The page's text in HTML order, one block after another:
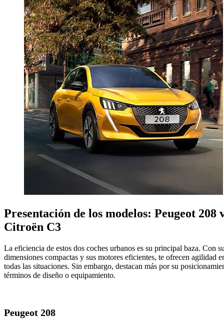
Presentación de los modelos: Peugeot 208
Citroën C3
La eficiencia de estos dos coches urbanos es su principal baza. Con
dimensiones compactas y sus motores eficientes, te ofrecen agilidad
todas las situaciones. Sin embargo, destacan más por su
términos de diseño o equipamiento.
Peugeot 208